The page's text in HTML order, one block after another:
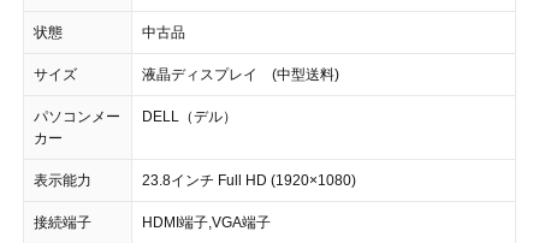
状態 中古品
サイズ 液晶ディスプレイ (中型送料)
パソコンメー
カー
DELL（デル）
表示能力 23.8インチ Full HD (1920×1080)
接続端子 HDMI端子,VGA端子